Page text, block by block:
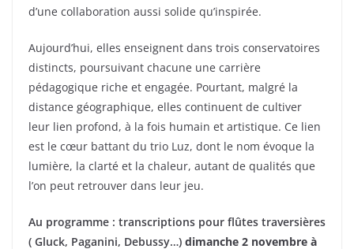
d’une collaboration aussi solide qu’inspirée.
Aujourd’hui, elles enseignent dans trois conservatoires
distincts, poursuivant chacune une carrière
pédagogique riche et engagée. Pourtant, malgré la
distance géographique, elles continuent de cultiver
leur lien profond, à la fois humain et artistique. Ce lien
est le cœur battant du trio Luz, dont le nom évoque la
lumière, la clarté et la chaleur, autant de qualités que
l’on peut retrouver dans leur jeu.
Au programme : transcriptions pour flûtes traversières
( Gluck, Paganini, Debussy…) dimanche 2 novembre à